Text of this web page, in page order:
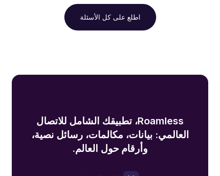
اطلع على كل الأسئلة
Roamless، تطبيقك الشامل للاتصال
العالمي: بيانات، مكالمات، رسائل نصية،
وأرقام حول العالم.